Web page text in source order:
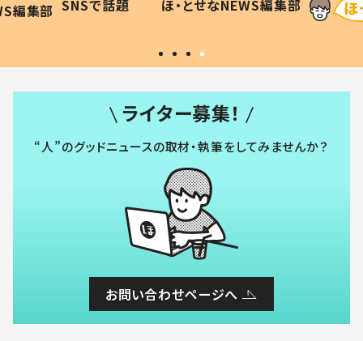
編集部 #令和の子
SNSで話題 ほ・とせなNEWS編集部
い」
ライター募集！
“人”のグッドニュースの取材・執筆をしてみませんか？
お問い合わせページへ